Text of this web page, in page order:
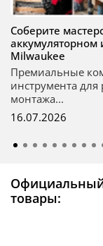
Соберите
аккумуляторном
Milwaukee
Премиальные
инструмента для
монтажа...
16.07.2026
товары: